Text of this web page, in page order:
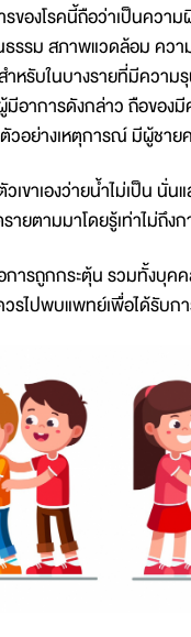
องโรคนี้ถือว่าเป็นควา
รรม สภาพแวดล้อม คว
ำหรับในบางรายที่มีควา
มีอาการดังกล่าว ถือขอ
อย่างเหตุการณ์ มีผู้ชาย
วเขาเองว่ายน้ำไม่เป็น
ายตามมาโดยรู้เท่าไม่ถึง
รถูกกระตุ้น รวมทั้งบุคค
รไปพบแพทย์เพื่อได้รับก